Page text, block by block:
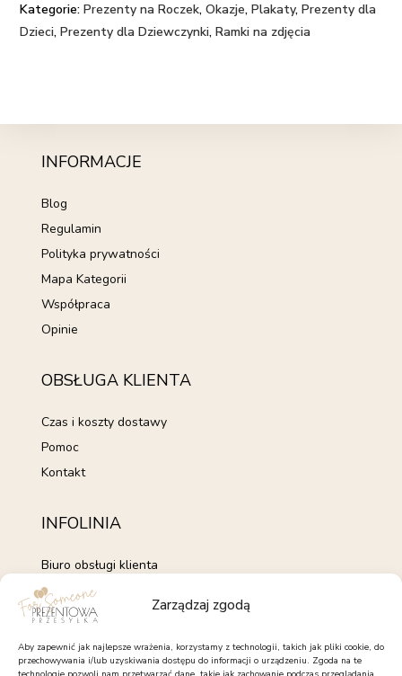
Zarządzaj zgodą
Aby zapewnić jak najlepsze wrażenia, korzystamy z technologii, takich jak pliki cookie, do
przechowywania i/lub uzyskiwania dostępu do informacji o urządzeniu. Zgoda na te
Kategorie: Prezenty na Roczek,Okazje,Plakaty,Prezenty dla
Dzieci,Prezenty dla Dziewczynki,Ramki na zdjęcia
INFORMACJE
Blog
Regulamin
Polityka prywatności
Mapa Kategorii
Współpraca
Opinie
OBSŁUGA KLIENTA
Czas i koszty dostawy
Pomoc
Kontakt
INFOLINIA
Biuro obsługi klienta
+48 735 843 843
pon. - pt. 7:00 - 15:00
kontakt@forsomeone.pl